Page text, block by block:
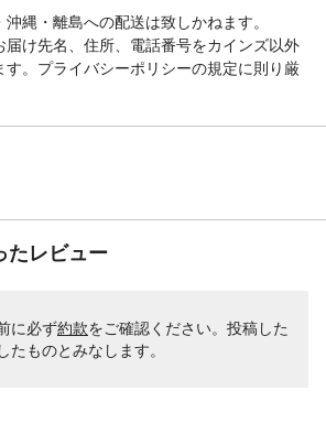
縄・離島への配送は致しかねます。
届け先名、住所、電話番号をカインズ以外
す。プライバシーポリシーの規定に則り厳
たレビュー
に必ず約款をご確認ください。投稿した
たものとみなします。